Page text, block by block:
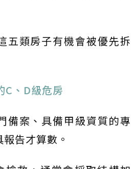
五類房子有機會被優先拆
C、D級危房
備案、具備甲級資質的專
告才算數。